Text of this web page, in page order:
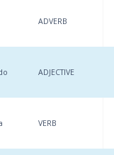
ADVERB
ADJECTIVE
VERB